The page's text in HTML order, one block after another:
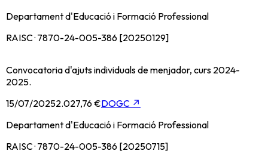
Departament d'Educació i Formació Professional
RAISC · 7870-24-005-386 [20250129]
Convocatoria d'ajuts individuals de menjador, curs 2024-
2025.
15/07/20252.027,76 €DOGC ↗
Departament d'Educació i Formació Professional
RAISC · 7870-24-005-386 [20250715]